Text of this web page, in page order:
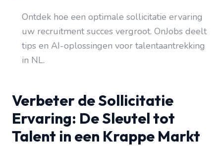
Ontdek hoe een optimale sollicitatie ervaring
uw recruitment succes vergroot. OnJobs deelt
tips en AI-oplossingen voor talentaantrekking
in NL.
Verbeter de Sollicitatie
Ervaring: De Sleutel tot
Talent in een Krappe Markt